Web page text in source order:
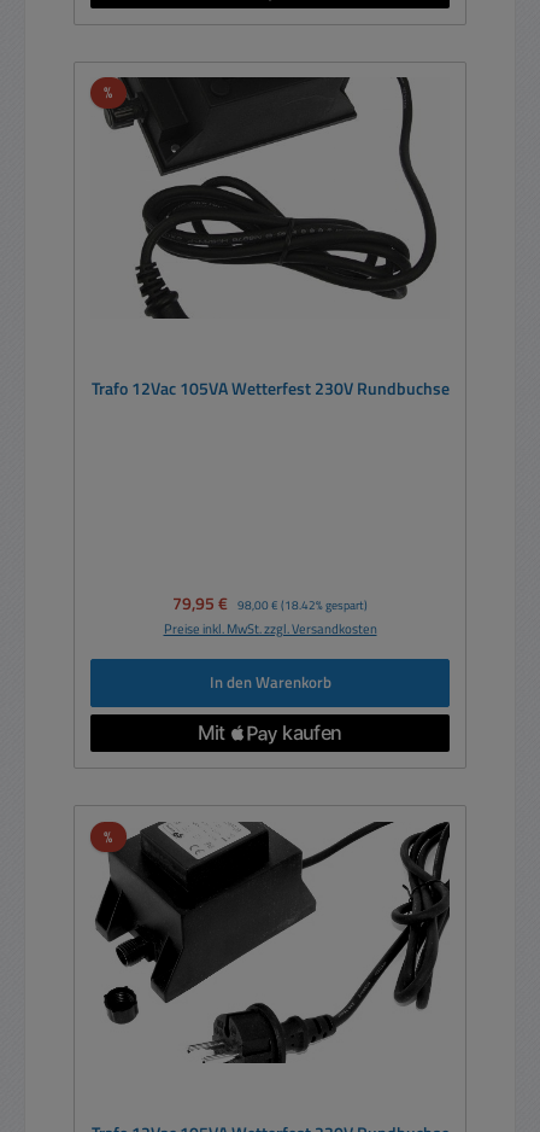
%Rabatt
Trafo 12Vac 105VA Wetterfest 230V Rundbuchse
Verkaufspreis:
79,95 € Regulärer Preis:
98,00 € (18.42% gespart)
Preise inkl. MwSt. zzgl. Versandkosten
In den Warenkorb
%Rabatt